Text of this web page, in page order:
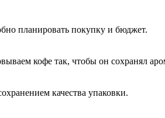
планировать покупку и бюджет.
кофе так, чтобы он сохранял
качества упаковки.